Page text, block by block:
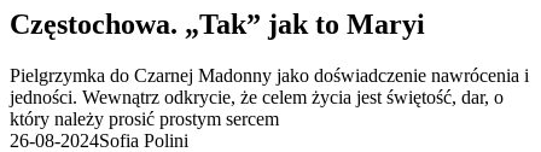
Częstochowa. „Tak” jak to Maryi
Pielgrzymka do Czarnej Madonny jako doświadczenie nawrócenia i
jedności. Wewnątrz odkrycie, że celem życia jest świętość, dar, o
który należy prosić prostym sercem
26-08-2024Sofia Polini